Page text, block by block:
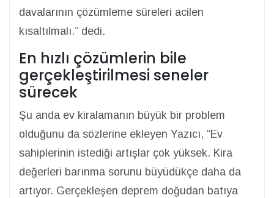
davalarının çözümleme süreleri acilen
kısaltılmalı.” dedi.
En hızlı çözümlerin bile
gerçekleştirilmesi seneler
sürecek
Şu anda ev kiralamanın büyük bir problem
olduğunu da sözlerine ekleyen Yazıcı, “Ev
sahiplerinin istediği artışlar çok yüksek. Kira
değerleri barınma sorunu büyüdükçe daha da
artıyor. Gerçekleşen deprem doğudan batıya